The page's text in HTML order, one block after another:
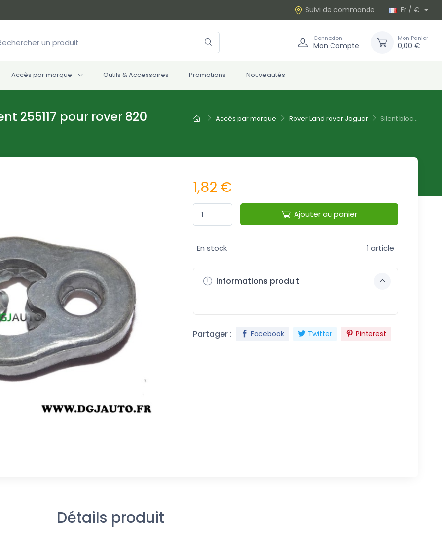
Suivi de commande Fr / €
Connexion
Mon Compte
Mon Panier
0,00 €
Accès par marque Outils & Accessoires Promotions Nouveautés
Accès par marque Rover Land rover Jaguar Silent bloc...
255117 pour rover 820
1,82 €
Ajouter au panier
En stock 1 article
Informations produit
Partager : Facebook Twitter Pinterest
Détails produit